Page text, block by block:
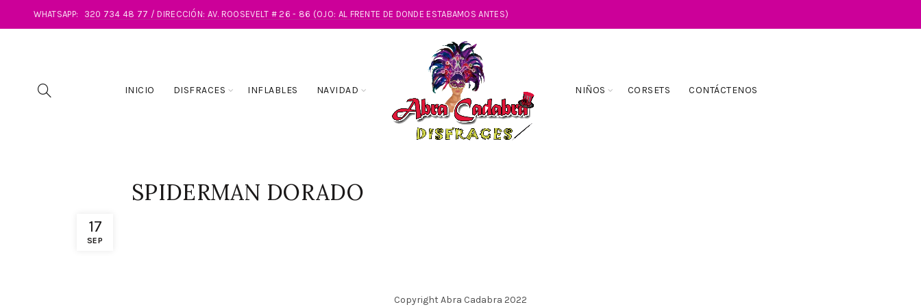
WHATSAPP: 320 734 48 77 / DIRECCIÓN: AV. ROOSEVELT # 26 - 86 (OJO: AL FRENTE DE DONDE ESTABAMOS ANTES)
INICIO DISFRACES INFLABLES NAVIDAD NIÑOS CORSETS CONTÁCTENOS
17
SEP
SPIDERMAN DORADO
Copyright Abra Cadabra 2022